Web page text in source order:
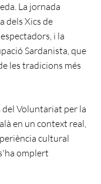
La jornada
dels Xics de
i la
Sardanista, que
les tradicions més
Voluntariat per la
en un context real,
cultural
omplert